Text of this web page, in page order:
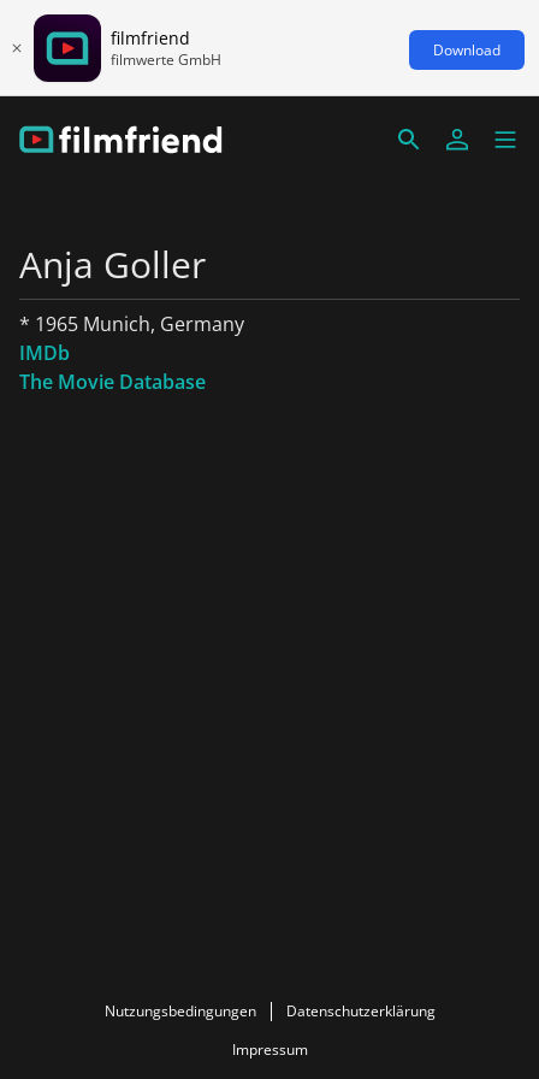
filmfriend
filmwerte GmbH Download
Anja Goller
* 1965 Munich, Germany
IMDb
The Movie Database
Nutzungsbedingungen
Datenschutzerklärung
Impressum